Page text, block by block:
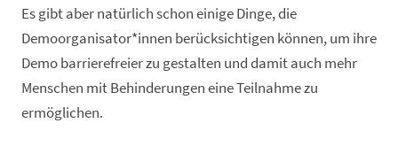
Es gibt aber natürlich schon einige Dinge, die
Demoorganisator*innen berücksichtigen können, um ihre
Demo barrierefreier zu gestalten und damit auch mehr
Menschen mit Behinderungen eine Teilnahme zu
ermöglichen.